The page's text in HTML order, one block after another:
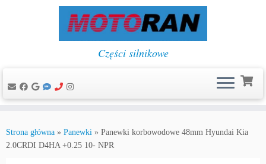
do
treści
Części silnikowe
Strona główna » Panewki » Panewki korbowodowe 48mm Hyundai Kia
2.0CRDI D4HA +0.25 10- NPR